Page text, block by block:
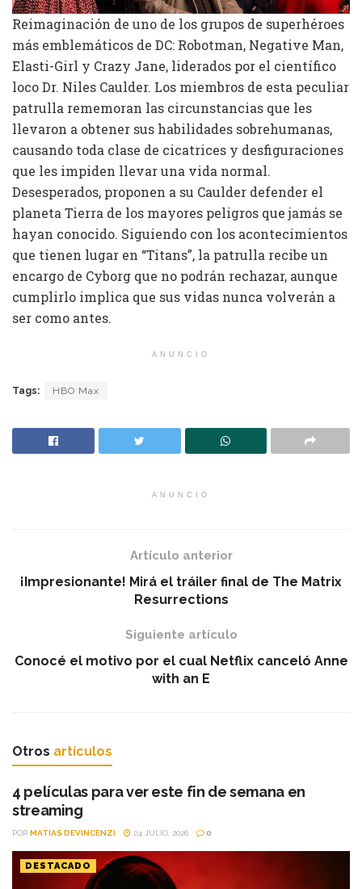
Reimaginación de uno de los grupos de superhéroes
más emblemáticos de DC: Robotman, Negative Man,
Elasti-Girl y Crazy Jane, liderados por el científico
loco Dr. Niles Caulder. Los miembros de esta peculiar
patrulla rememoran las circunstancias que les
llevaron a obtener sus habilidades sobrehumanas,
causando toda clase de cicatrices y desfiguraciones
que les impiden llevar una vida normal.
Desesperados, proponen a su Caulder defender el
planeta Tierra de los mayores peligros que jamás se
hayan conocido. Siguiendo con los acontecimientos
que tienen lugar en “Titans”, la patrulla recibe un
encargo de Cyborg que no podrán rechazar, aunque
cumplirlo implica que sus vidas nunca volverán a
ser como antes.
ANUNCIO
Tags: HBO Max
ANUNCIO
Artículo anterior
¡Impresionante! Mirá el tráiler final de The Matrix
Resurrections
Siguiente artículo
Conocé el motivo por el cual Netflix canceló Anne
with an E
Otros artículos
4 películas para ver este fin de semana en
streaming
POR MATIAS DEVINCENZI 24 JULIO, 2026 0
DESTACADO